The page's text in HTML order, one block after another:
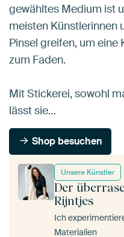
Unsere Künstler
Der
Rijntjes
Ich
Materialien
gewähltes Medium ist
meisten Künstlerinnen
Pinsel greifen, um eine
zum Faden.
Mit Stickerei, sowohl
lässt sie…
Shop besuchen